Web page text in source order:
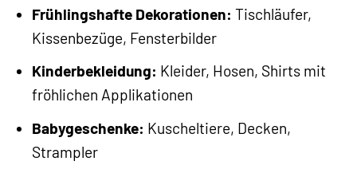
Frühlingshafte Dekorationen: Tischläufer,
Kissenbezüge, Fensterbilder
Kinderbekleidung: Kleider, Hosen, Shirts mit
fröhlichen Applikationen
Babygeschenke: Kuscheltiere, Decken,
Strampler